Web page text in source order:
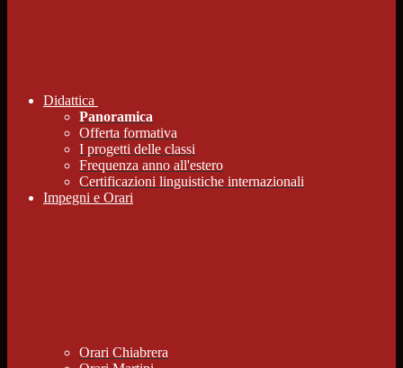
Didattica
Panoramica
Offerta formativa
I progetti delle classi
Frequenza anno all'estero
Certificazioni linguistiche internazionali
Impegni e Orari
Orari Chiabrera